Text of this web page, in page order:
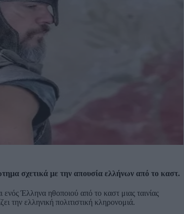
σχετικά με την απουσία ελλήνων από το καστ.
Έλληνα ηθοποιού από το καστ μιας ταινίας
την ελληνική πολιτιστική κληρονομιά.